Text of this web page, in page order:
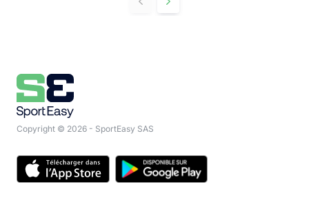
Copyright © 2026 - SportEasy SAS